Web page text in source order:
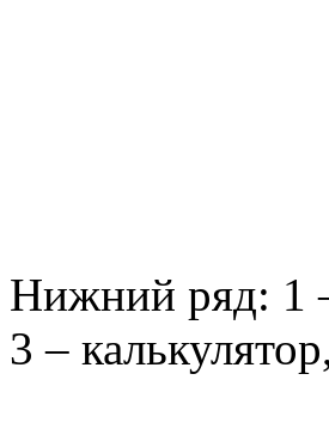
Нижний ряд: 1
3 –